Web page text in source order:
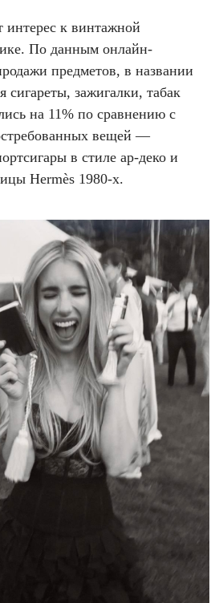
интерес к винтажной
По данным онлайн-
предметов, в названии
сигареты, зажигалки, табак
на 11% по сравнению с
вещей —
в стиле ар-деко и
Hermès 1980-х.